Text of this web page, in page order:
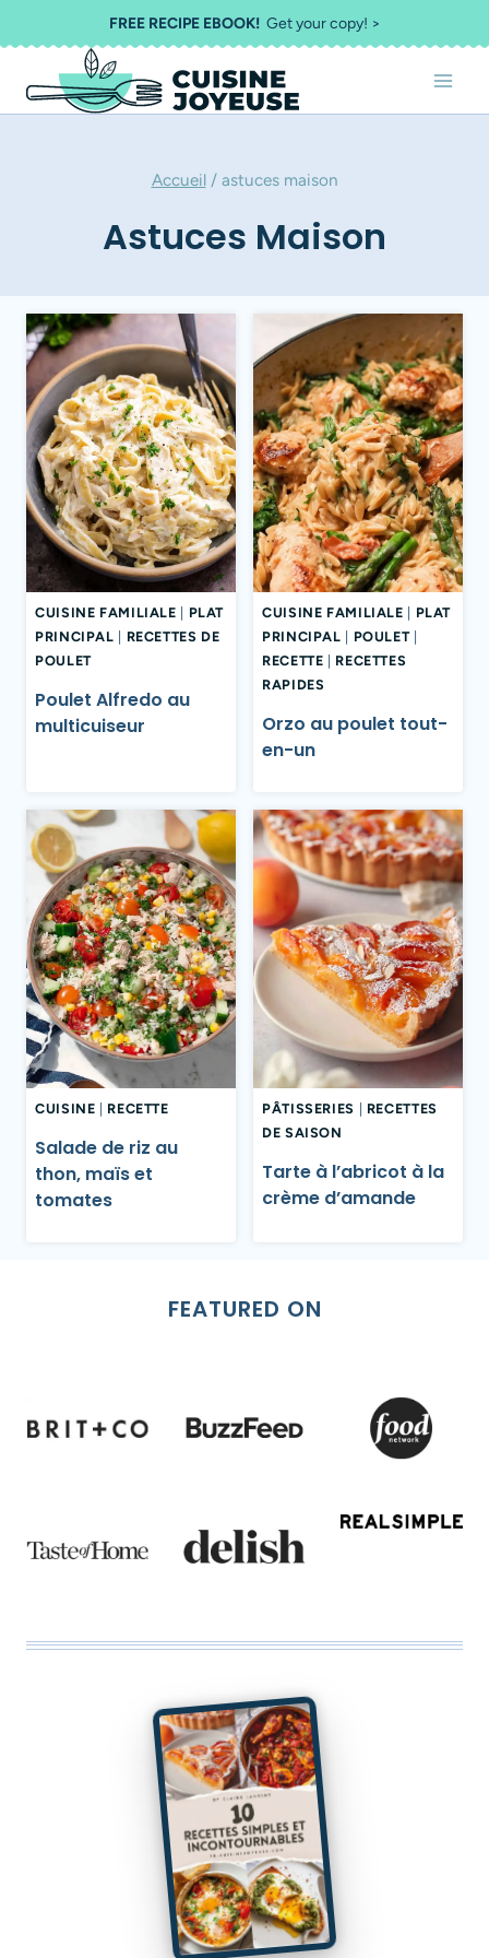
au
contenu
FREE RECIPE EBOOK!Get your copy! >
Accueil / astuces maison
Astuces Maison
CUISINE FAMILIALE
PLAT
PRINCIPAL
RECETTES DE
POULET
Poulet Alfredo au
multicuiseur
CUISINE FAMILIALE
PLAT
PRINCIPAL
POULET|
RECETTE
RECETTES
RAPIDES
Orzo au poulet tout-
en-un
CUISINE RECETTE
Salade de riz au
thon, maïs et
tomates
PÂTISSERIES
RECETTES
DE SAISON
Tarte à l’abricot à la
crème d’amande
FEATURED ON